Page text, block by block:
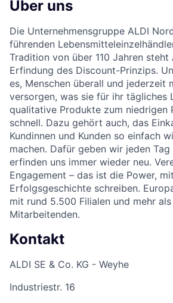
Über uns
Die Unternehmensgruppe ALDI
führenden
Tradition von über 110 Jahren steht
Erfindung des Discount-Prinzips.
es, Menschen überall und jederzeit
versorgen, was sie für ihr tägliches
qualitative Produkte zum niedrigen
schnell. Dazu gehört auch, das
Kundinnen und Kunden so einfach
machen. Dafür geben wir jeden Tag
erfinden uns immer wieder neu.
Engagement – das ist die Power,
Erfolgsgeschichte schreiben.
mit rund 5.500 Filialen und mehr
Mitarbeitenden.
Kontakt
ALDI SE & Co. KG - Weyhe
Industriestr. 16